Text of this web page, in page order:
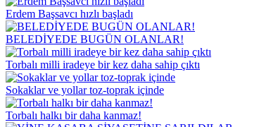
Erdem Başsavcı hızlı başladı
BELEDİYEDE BUGÜN OLANLAR!
Torbalı milli iradeye bir kez daha sahip çıktı
Sokaklar ve yollar toz-toprak içinde
Torbalı halkı bir daha kanmaz!